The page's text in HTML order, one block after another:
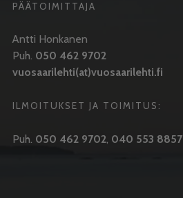
PÄÄTOIMITTAJA
Antti Honkanen
Puh. 050 462 9702
vuosaarilehti(at)vuosaarilehti.fi
ILMOITUKSET JA TOIMITUS:
Puh. 050 462 9702, 040 553 8857